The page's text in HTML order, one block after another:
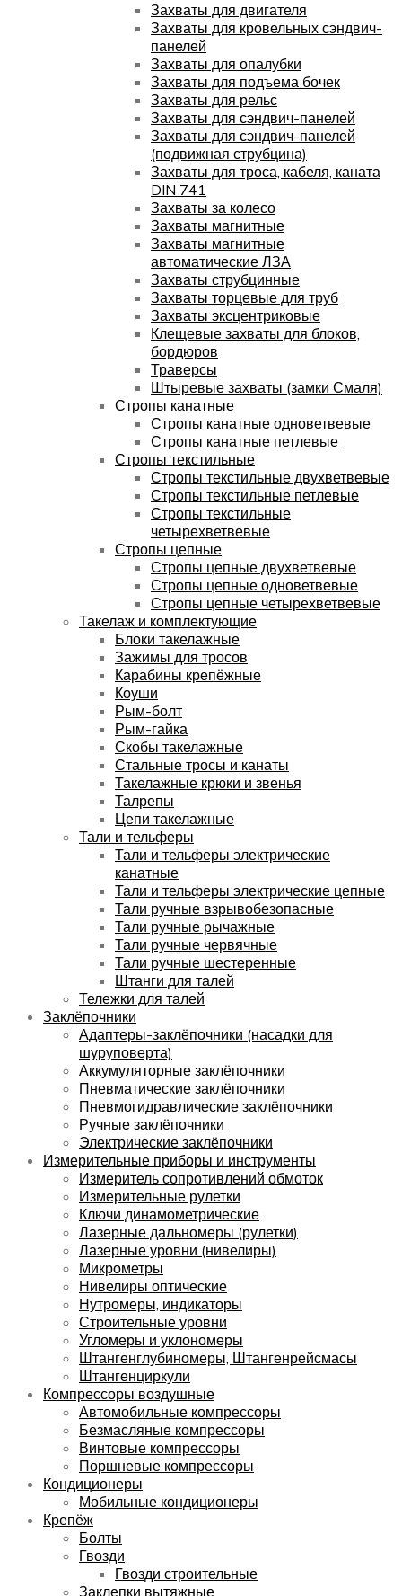
Захваты для двигателя
Захваты для кровельных сэндвич-
панелей
Захваты для опалубки
Захваты для подъема бочек
Захваты для рельс
Захваты для сэндвич-панелей
Захваты для сэндвич-панелей
(подвижная струбцина)
Захваты для троса, кабеля, каната
DIN 741
Захваты за колесо
Захваты магнитные
Захваты магнитные
автоматические ЛЗА
Захваты струбцинные
Захваты торцевые для труб
Захваты эксцентриковые
Клещевые захваты для блоков,
бордюров
Траверсы
Штыревые захваты (замки Смаля)
Стропы канатные
Стропы канатные одноветвевые
Стропы канатные петлевые
Стропы текстильные
Стропы текстильные двухветвевые
Стропы текстильные петлевые
Стропы текстильные
четырехветвевые
Стропы цепные
Стропы цепные двухветвевые
Стропы цепные одноветвевые
Стропы цепные четырехветвевые
Такелаж и комплектующие
Блоки такелажные
Зажимы для тросов
Карабины крепёжные
Коуши
Рым-болт
Рым-гайка
Скобы такелажные
Стальные тросы и канаты
Такелажные крюки и звенья
Талрепы
Цепи такелажные
Тали и тельферы
Тали и тельферы электрические
канатные
Тали и тельферы электрические цепные
Тали ручные взрывобезопасные
Тали ручные рычажные
Тали ручные червячные
Тали ручные шестеренные
Штанги для талей
Тележки для талей
Заклёпочники
Адаптеры-заклёпочники (насадки для
шуруповерта)
Аккумуляторные заклёпочники
Пневматические заклёпочники
Пневмогидравлические заклёпочники
Ручные заклёпочники
Электрические заклёпочники
Измерительные приборы и инструменты
Измеритель сопротивлений обмоток
Измерительные рулетки
Ключи динамометрические
Лазерные дальномеры (рулетки)
Лазерные уровни (нивелиры)
Микрометры
Нивелиры оптические
Нутромеры, индикаторы
Строительные уровни
Угломеры и уклономеры
Штангенглубиномеры, Штангенрейсмасы
Штангенциркули
Компрессоры воздушные
Автомобильные компрессоры
Безмасляные компрессоры
Винтовые компрессоры
Поршневые компрессоры
Кондиционеры
Мобильные кондиционеры
Крепёж
Болты
Гвозди
Гвозди строительные
Заклепки вытяжные